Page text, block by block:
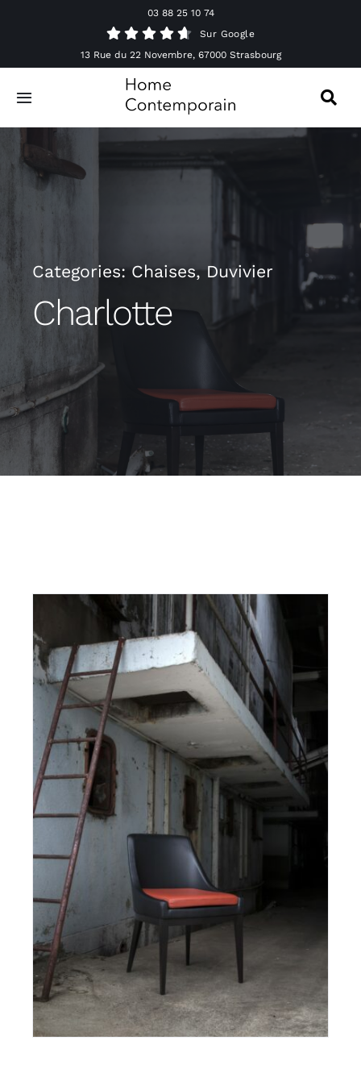
03 88 25 10 74
Sur Google
13 Rue du 22 Novembre, 67000 Strasbourg
Toggle
Navigation
Accessoires & Décorations
Outdoor
Contact
Categories:Chaises,Duvivier
Charlotte